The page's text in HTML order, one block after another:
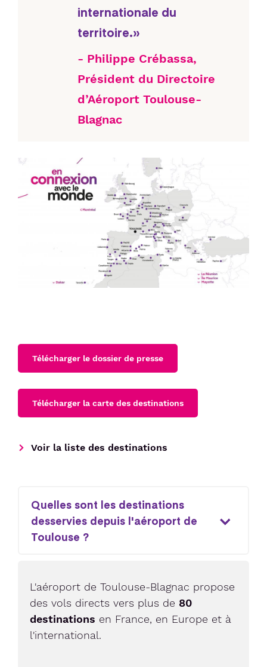
internationale du
territoire.»
Philippe Crébassa,
Président du Directoire
d’Aéroport Toulouse-
Blagnac
Télécharger le dossier de presse
Télécharger la carte des destinations
Voir la liste des destinations
Quelles sont les destinations
desservies depuis l'aéroport de
Toulouse ?
L'aéroport de Toulouse-Blagnac propose
des vols directs vers plus de 80
destinations en France, en Europe et à
l'international.